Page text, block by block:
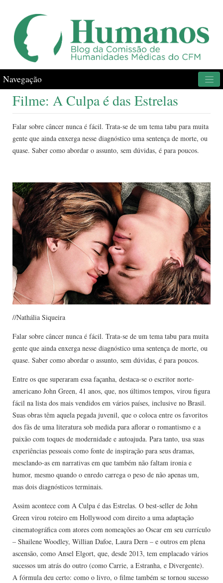
Navegação
Filme: A Culpa é das Estrelas
Falar sobre câncer nunca é fácil. Trata-se de um tema tabu para muita
gente que ainda enxerga nesse diagnóstico uma sentença de morte, ou
quase. Saber como abordar o assunto, sem dúvidas, é para poucos.
//Nathália Siqueira
Falar sobre câncer nunca é fácil. Trata-se de um tema tabu para muita
gente que ainda enxerga nesse diagnóstico uma sentença de morte, ou
quase. Saber como abordar o assunto, sem dúvidas, é para poucos.
Entre os que superaram essa façanha, destaca-se o escritor norte-
americano John Green, 41 anos, que, nos últimos tempos, virou figura
fácil na lista dos mais vendidos em vários países, inclusive no Brasil.
Suas obras têm aquela pegada juvenil, que o coloca entre os favoritos
dos fãs de uma literatura sob medida para aflorar o romantismo e a
paixão com toques de modernidade e autoajuda. Para tanto, usa suas
experiências pessoais como fonte de inspiração para seus dramas,
mesclando-as em narrativas em que também não faltam ironia e
humor, mesmo quando o enredo carrega o peso de não apenas um,
mas dois diagnósticos terminais.
Assim acontece com A Culpa é das Estrelas. O best-seller de John
Green virou roteiro em Hollywood com direito a uma adaptação
cinematográfica com atores com nomeações ao Oscar em seu currículo
– Shailene Woodley, Willian Dafoe, Laura Dern – e outros em plena
ascensão, como Ansel Elgort, que, desde 2013, tem emplacado vários
sucessos um atrás do outro (como Carrie, a Estranha, e Divergente).
A fórmula deu certo: como o livro, o filme também se tornou sucesso